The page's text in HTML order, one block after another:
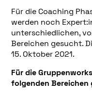
Für die Coaching
werden noch
unterschiedlichen,
Bereichen gesucht.
15. Oktober 2021.
Für die
folgenden Bereichen